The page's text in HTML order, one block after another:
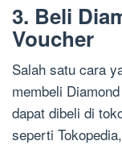
3. Beli
Voucher
Salah satu cara
membeli
dapat dibeli di
seperti